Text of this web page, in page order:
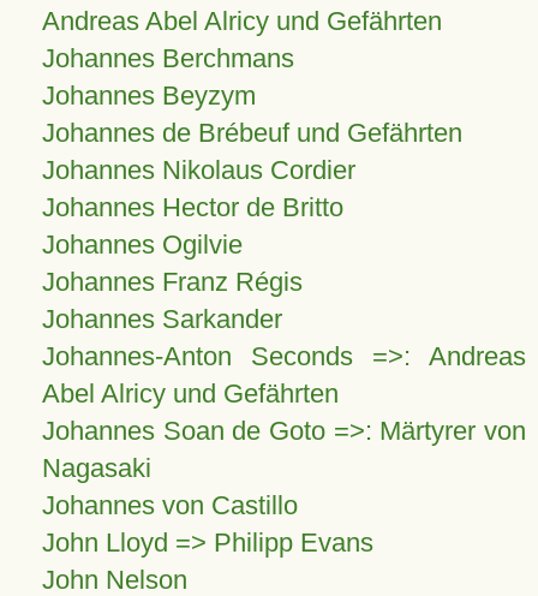
Andreas Abel Alricy und Gefährten
Johannes Berchmans
Johannes Beyzym
Johannes de Brébeuf und Gefährten
Johannes Nikolaus Cordier
Johannes Hector de Britto
Johannes Ogilvie
Johannes Franz Régis
Johannes Sarkander
Johannes-Anton Seconds =>: Andreas
Abel Alricy und Gefährten
Johannes Soan de Goto =>: Märtyrer von
Nagasaki
Johannes von Castillo
John Lloyd => Philipp Evans
John Nelson